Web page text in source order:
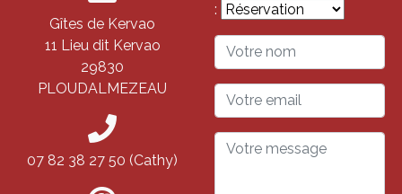
Gîtes de Kervao
11 Lieu dit Kervao
29830
PLOUDALMEZEAU
07 82 38 27 50 (Cathy)
: